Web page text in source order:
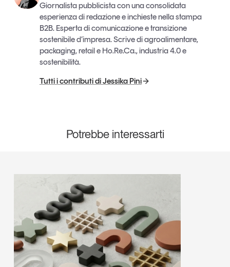
Giornalista pubblicista con una consolidata
esperienza di redazione e inchieste nella stampa
B2B. Esperta di comunicazione e transizione
sostenibile d’impresa. Scrive di agroalimentare,
packaging, retail e Ho.Re.Ca., industria 4.0 e
sostenibilità.
Tutti i contributi di Jessika Pini
Potrebbe interessarti